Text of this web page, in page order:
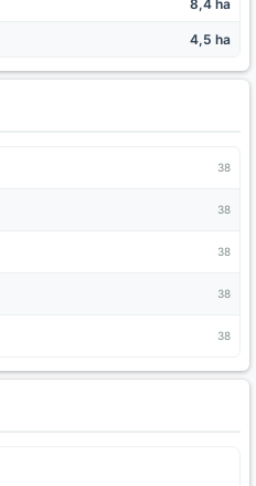
8,4 ha
4,5 ha
38
38
38
38
38